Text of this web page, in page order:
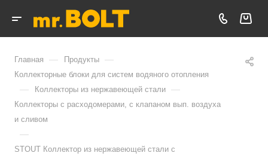
Главная — Продукты —
Коллекторные блоки для систем водяного отопления
— Коллекторы из нержавеющей стали —
Коллекторы с расходомерами, с клапаном вып. воздуха
и сливом
—
STOUT Коллектор из нержавеющей стали с